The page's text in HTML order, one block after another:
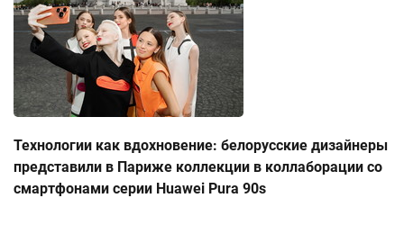
Технологии как вдохновение: белорусские дизайнеры
представили в Париже коллекции в коллаборации со
смартфонами серии Huawei Pura 90s